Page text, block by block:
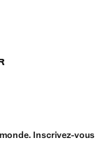
M
Inscrivez-vous